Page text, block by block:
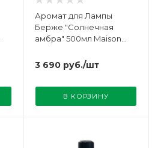
Аромат для Лампы
Берже "Солнечная
амбра" 500мл Maison
3 690 руб./шт
В КОРЗИНУ